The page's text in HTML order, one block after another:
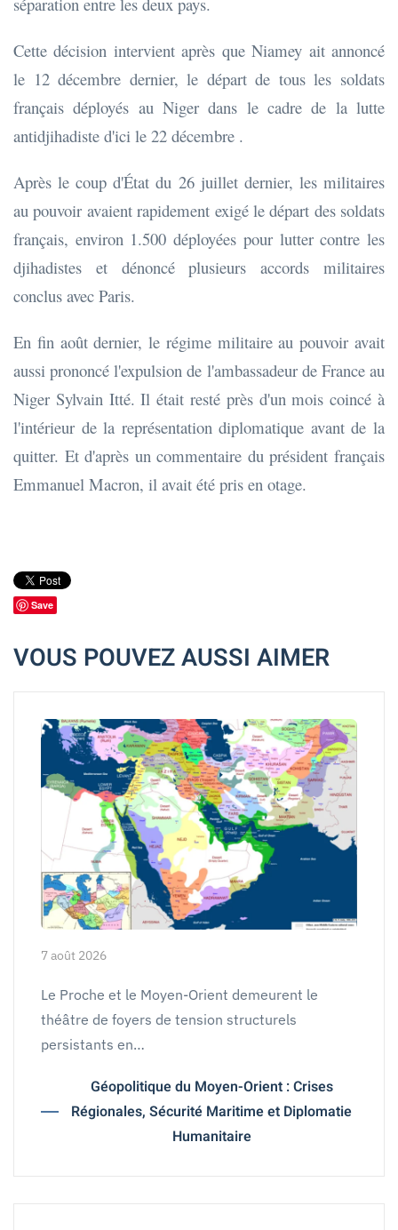
Cette décision intervient après que Niamey ait annoncé
le 12 décembre dernier, le départ de tous les soldats
français déployés au Niger dans le cadre de la lutte
antidjihadiste d'ici le 22 décembre .
Après le coup d'État du 26 juillet dernier, les militaires
au pouvoir avaient rapidement exigé le départ des soldats
français, environ 1.500 déployées pour lutter contre les
djihadistes et dénoncé plusieurs accords militaires
conclus avec Paris.
En fin août dernier, le régime militaire au pouvoir avait
aussi prononcé l'expulsion de l'ambassadeur de France au
Niger Sylvain Itté. Il était resté près d'un mois coincé à
l'intérieur de la représentation diplomatique avant de la
quitter. Et d'après un commentaire du président français
Emmanuel Macron, il avait été pris en otage.
Save
VOUS POUVEZ AUSSI AIMER
7 août 2026
Le Proche et le Moyen-Orient demeurent le
théâtre de foyers de tension structurels
persistants en…
Géopolitique du Moyen-Orient : Crises
Régionales, Sécurité Maritime et Diplomatie
Humanitaire